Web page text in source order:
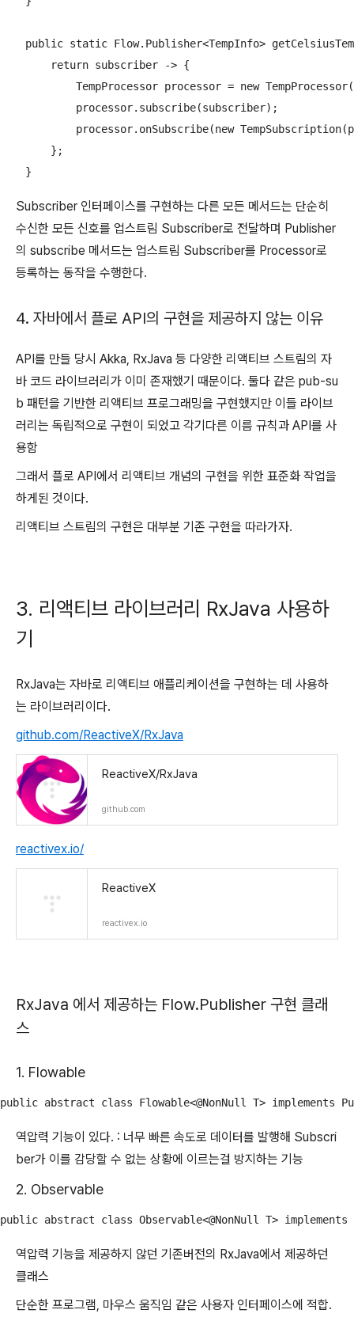
public static Flow.Publisher<TempInfo>
        return subscriber -> {
TempProcessor processor = new
            processor.subscribe(subscriber);
processor.onSubscribe(new
        };
    }
Subscriber 인터페이스를 구현하는 다른 모든 메서드는 단순히
수신한 모든 신호를 업스트림 Subscriber로 전달하며 Publisher
의 subscribe 메서드는 업스트림 Subscriber를 Processor로
등록하는 동작을 수행한다.
4. 자바에서 플로 API의 구현을 제공하지 않는 이유
API를 만들 당시 Akka, RxJava 등 다양한 리액티브 스트림의 자
바 코드 라이브러리가 이미 존재했기 때문이다. 둘다 같은 pub-su
b 패턴을 기반한 리액티브 프로그래밍을 구현했지만 이들 라이브
러리는 독립적으로 구현이 되었고 각기다른 이름 규칙과 API를 사
용함
그래서 플로 API에서 리액티브 개념의 구현을 위한 표준화 작업을
하게된 것이다.
리액티브 스트림의 구현은 대부분 기존 구현을 따라가자.
3. 리액티브 라이브러리 RxJava 사용하
기
RxJava는 자바로 리액티브 애플리케이션을 구현하는 데 사용하
는 라이브러리이다.
github.com/ReactiveX/RxJava
ReactiveX/RxJava
github.com
reactivex.io/
ReactiveX
reactivex.io
RxJava 에서 제공하는 Flow.Publisher 구현 클래
스
1. Flowable
public abstract class Flowable<@NonNull T> implements
역압력 기능이 있다. : 너무 빠른 속도로 데이터를 발행해 Subscri
ber가 이를 감당할 수 없는 상황에 이르는걸 방지하는 기능
2. Observable
public abstract class Observable<@NonNull T> implements
역압력 기능을 제공하지 않던 기존버전의 RxJava에서 제공하던
클래스
단순한 프로그램, 마우스 움직임 같은 사용자 인터페이스에 적합.